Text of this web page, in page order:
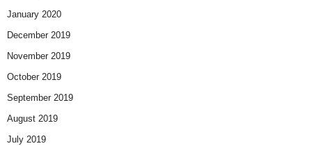
January 2020
December 2019
November 2019
October 2019
September 2019
August 2019
July 2019